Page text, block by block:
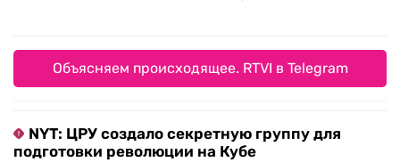
Объясняем происходящее. RTVI в Telegram
NYT: ЦРУ создало секретную группу для
подготовки революции на Кубе